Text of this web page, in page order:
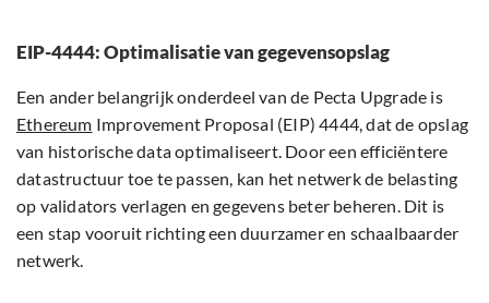
EIP-4444: Optimalisatie van gegevensopslag
Een ander belangrijk onderdeel van de Pecta Upgrade is
Ethereum Improvement Proposal (EIP) 4444, dat de opslag
van historische data optimaliseert. Door een efficiëntere
datastructuur toe te passen, kan het netwerk de belasting
op validators verlagen en gegevens beter beheren. Dit is
een stap vooruit richting een duurzamer en schaalbaarder
netwerk.